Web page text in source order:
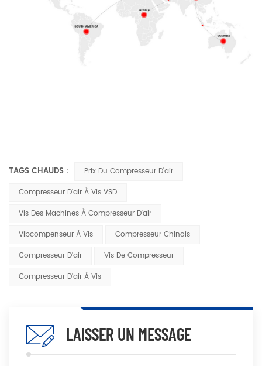
TAGS CHAUDS :
Prix Du Compresseur D'air
Compresseur D'air À Vis VSD
Vis Des Machines À Compresseur D'air
Vibcompenseur À Vis
Compresseur Chinois
Compresseur D'air
Vis De Compresseur
Compresseur D'air À Vis
LAISSER UN MESSAGE